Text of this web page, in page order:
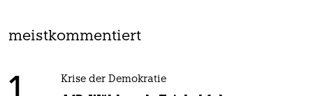
meistkommentiert
Krise der Demokratie